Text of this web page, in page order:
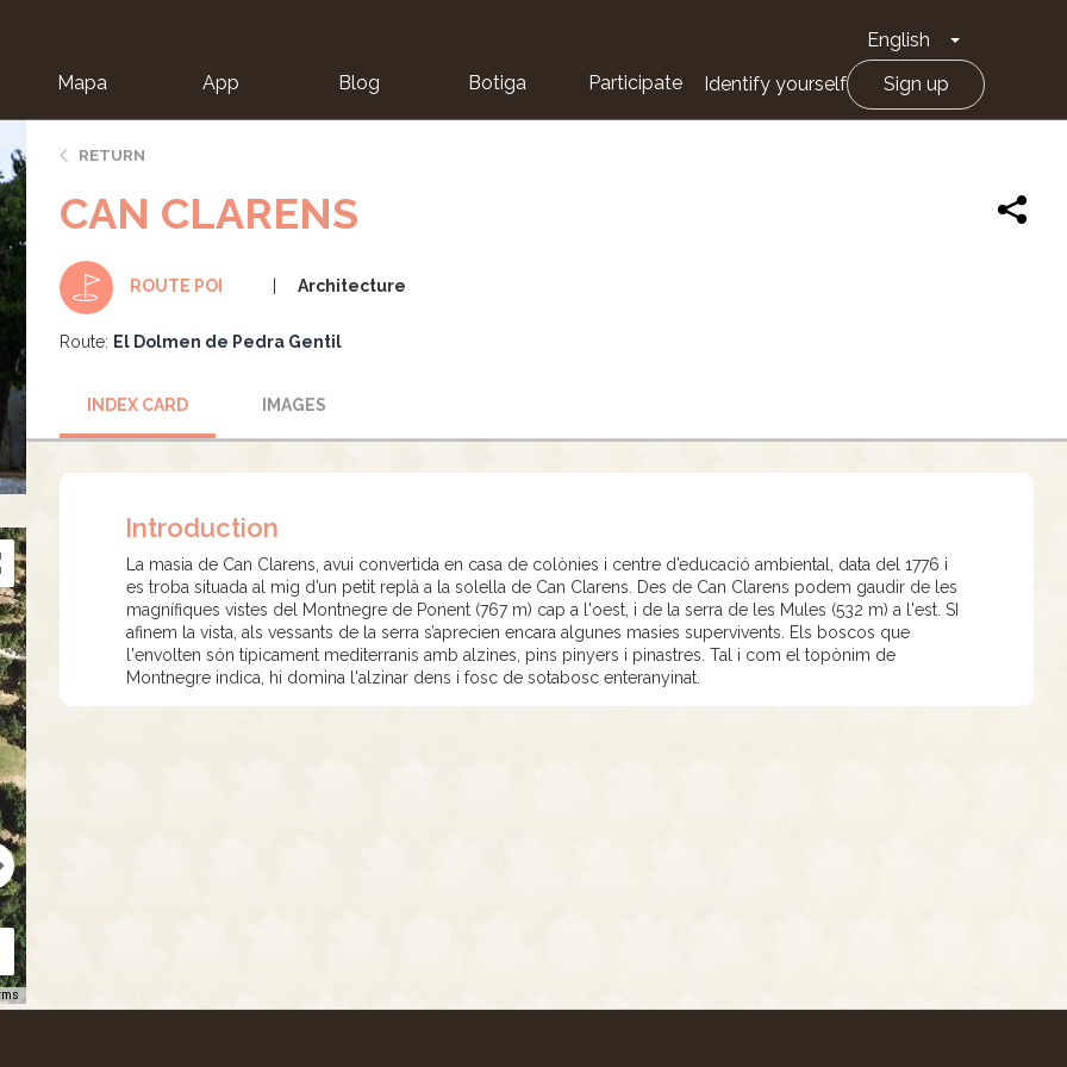
English Toggle
Mapa App Blog Botiga Participate Identify yourself Sign up
RETURN
CAN CLARENS
ROUTE POI Architecture
Route: El Dolmen de Pedra Gentil
INDEX CARD IMAGES
Introduction
La masia de Can Clarens, avui convertida en casa de colònies i centre d’educació ambiental, data del 1776 i
es troba situada al mig d’un petit replà a la solella de Can Clarens. Des de Can Clarens podem gaudir de les
magnífiques vistes del Montnegre de Ponent (767 m) cap a l'oest, i de la serra de les Mules (532 m) a l'est. SI
afinem la vista, als vessants de la serra s’aprecien encara algunes masies supervivents. Els boscos que
l'envolten són típicament mediterranis amb alzines, pins pinyers i pinastres. Tal i com el topònim de
Montnegre indica, hi domina l'alzinar dens i fosc de sotabosc enteranyinat.